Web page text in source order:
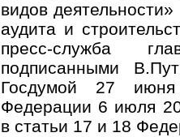
видов
аудита и
пресс-служба
подписанными
Госдумой 27
Федерации 6 июля
в статьи 17 и 18